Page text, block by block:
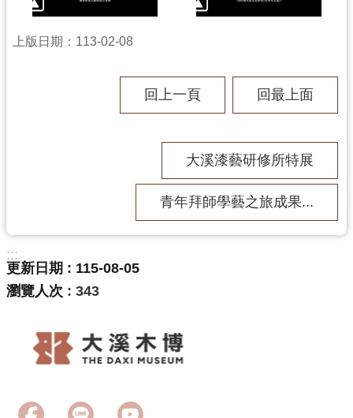
上版日期：113-02-08
回上一頁 回最上面
大溪漆藝研修所特展
青年拜師學藝之旅成果...
:::
更新日期
115-08-05
瀏覽人次
343